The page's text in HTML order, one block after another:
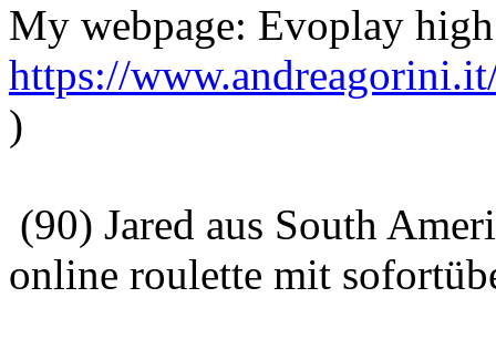
My webpage: Evoplay
https://
)
(90) Jared aus South
online roulette mit